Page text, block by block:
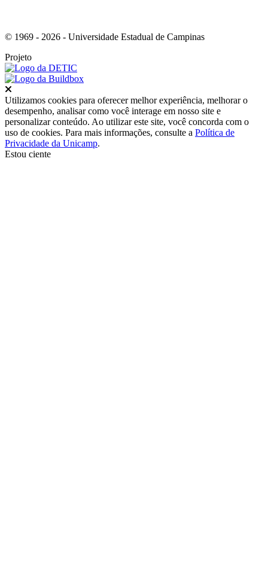
© 1969 - 2026 - Universidade Estadual de Campinas
Projeto
Utilizamos cookies para oferecer melhor experiência, melhorar o
desempenho, analisar como você interage em nosso site e
personalizar conteúdo. Ao utilizar este site, você concorda com o
uso de cookies. Para mais informações, consulte a Política de
Privacidade da Unicamp.
Estou ciente